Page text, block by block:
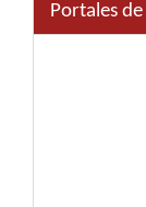
Portales